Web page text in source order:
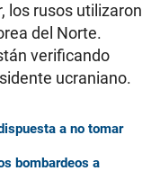
los rusos utilizaron
del Norte.
verificando
ucraniano.
a no tomar
bombardeos a